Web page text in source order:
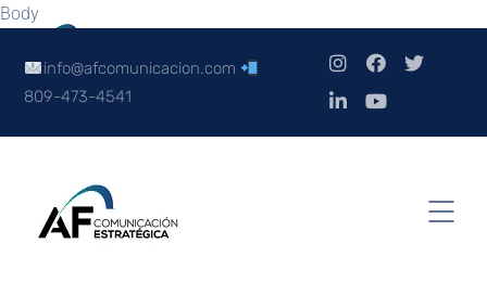
Body
info@afcomunicacion.com
809-473-4541